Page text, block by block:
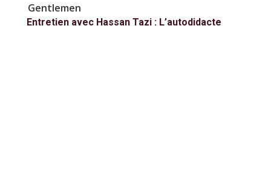
Gentlemen
Entretien avec Hassan Tazi : L’autodidacte